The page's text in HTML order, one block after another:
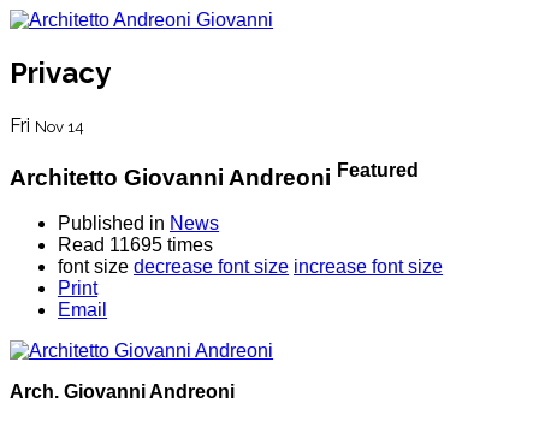
Privacy
Fri Nov 14
Architetto Giovanni Andreoni Featured
Published in News
Read 11695 times
font size decrease font size increase font size
Print
Email
Arch. Giovanni Andreoni